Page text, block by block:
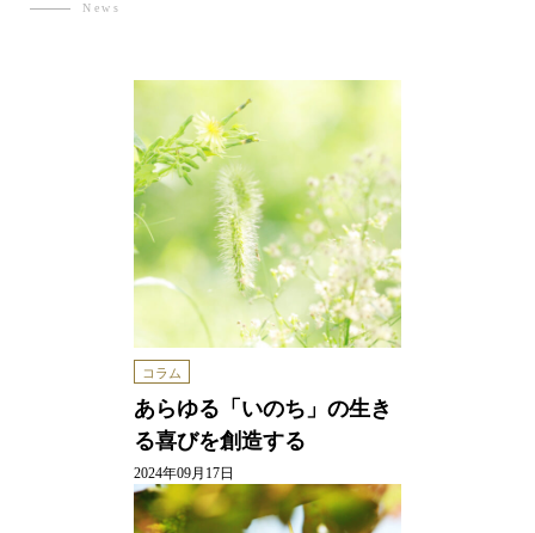
News
コラム
あらゆる「いのち」の生き
る喜びを創造する
2024年09月17日